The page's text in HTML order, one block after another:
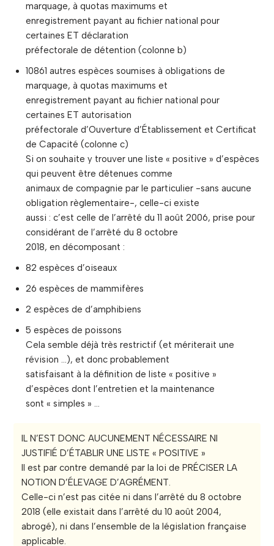
marquage, à quotas maximums et
enregistrement payant au fichier national pour
certaines ET déclaration
préfectorale de détention (colonne b)
10861 autres espèces soumises à obligations de
marquage, à quotas maximums et
enregistrement payant au fichier national pour
certaines ET autorisation
préfectorale d’Ouverture d’Établissement et Certificat
de Capacité (colonne c)
Si on souhaite y trouver une liste « positive » d’espèces
qui peuvent être détenues comme
animaux de compagnie par le particulier -sans aucune
obligation règlementaire-, celle-ci existe
aussi : c’est celle de l’arrêté du 11 août 2006, prise pour
considérant de l’arrêté du 8 octobre
2018, en décomposant :
82 espèces d’oiseaux
26 espèces de mammifères
2 espèces de d’amphibiens
5 espèces de poissons
Cela semble déjà très restrictif (et mériterait une
révision …), et donc probablement
satisfaisant à la définition de liste « positive »
d’espèces dont l’entretien et la maintenance
sont « simples » …
IL N’EST DONC AUCUNEMENT NÉCESSAIRE NI
JUSTIFIÉ D’ÉTABLIR UNE LISTE « POSITIVE »
Il est par contre demandé par la loi de PRÉCISER LA
NOTION D’ÉLEVAGE D’AGRÉMENT.
Celle-ci n’est pas citée ni dans l’arrêté du 8 octobre
2018 (elle existait dans l’arrêté du 10 août 2004,
abrogé), ni dans l’ensemble de la législation française
applicable.